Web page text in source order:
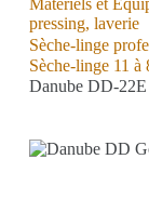
o
u
Matériels et
pressing, laverie
Sèche-linge
Sèche-linge 11
Danube DD-